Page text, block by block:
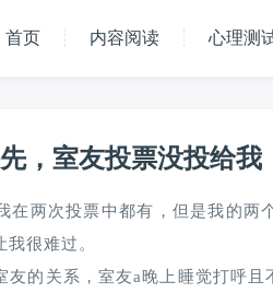
首页 内容阅读 心理测
，室友投票没投给我
在两次投票中都有，但是我的
很难过。
友的关系，室友a晚上睡觉打呼